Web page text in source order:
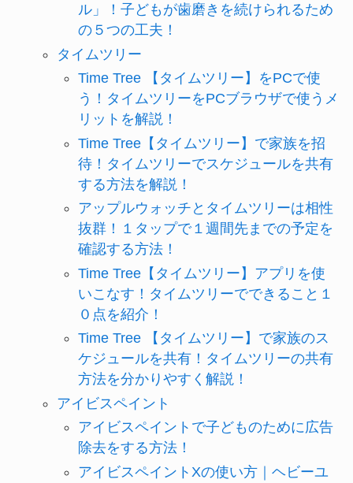
ル」！子どもが歯磨きを続けられるため
の５つの工夫！
タイムツリー
Time Tree 【タイムツリー】をPCで使
う！タイムツリーをPCブラウザで使うメ
リットを解説！
Time Tree【タイムツリー】で家族を招
待！タイムツリーでスケジュールを共有
する方法を解説！
アップルウォッチとタイムツリーは相性
抜群！１タップで１週間先までの予定を
確認する方法！
Time Tree【タイムツリー】アプリを使
いこなす！タイムツリーでできること１
０点を紹介！
Time Tree 【タイムツリー】で家族のス
ケジュールを共有！タイムツリーの共有
方法を分かりやすく解説！
アイビスペイント
アイビスペイントで子どものために広告
除去をする方法！
アイビスペイントXの使い方｜ヘビーユ